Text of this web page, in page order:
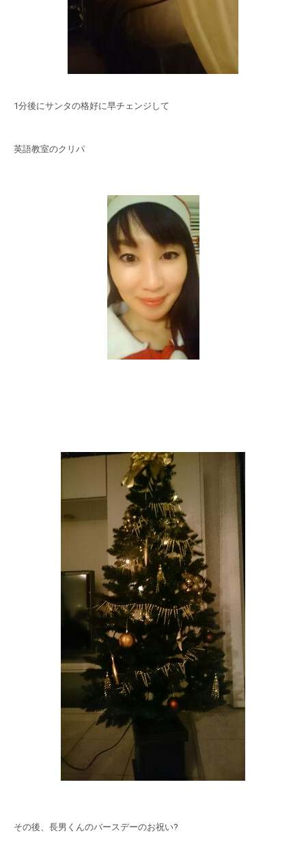
1分後にサンタの格好に早チェンジして
英語教室のクリパ
その後、長男くんのバースデーのお祝い?